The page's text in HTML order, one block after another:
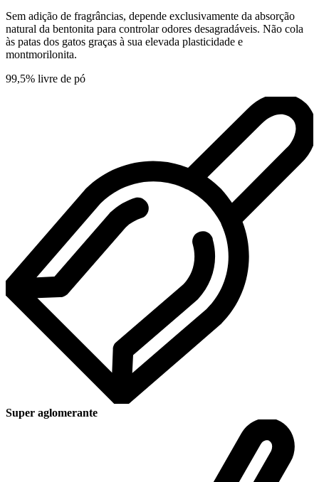
Sem adição de fragrâncias, depende exclusivamente da absorção
natural da bentonita para controlar odores desagradáveis. Não cola
às patas dos gatos graças à sua elevada plasticidade e
montmorilonita.
99,5% livre de pó
Super aglomerante